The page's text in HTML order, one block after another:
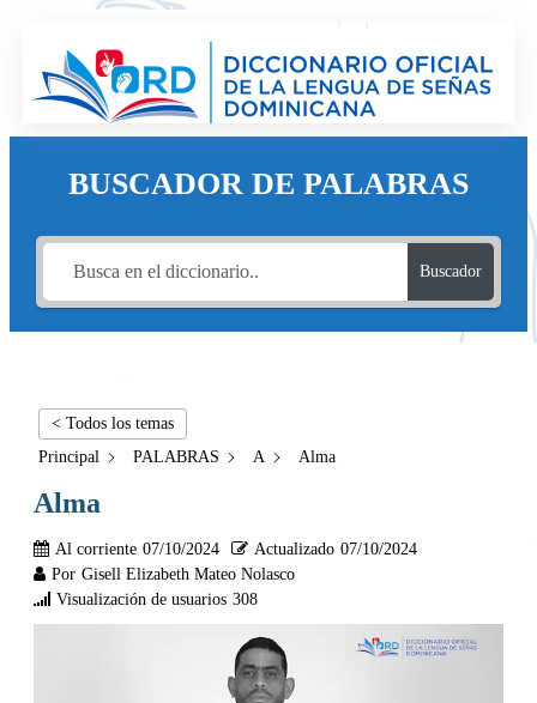
BUSCADOR DE PALABRAS
Buscador
< Todos los temas
Principal
PALABRAS A Alma
Alma
Al corriente 07/10/2024 Actualizado 07/10/2024
Por Gisell Elizabeth Mateo Nolasco
Visualización de usuarios 308